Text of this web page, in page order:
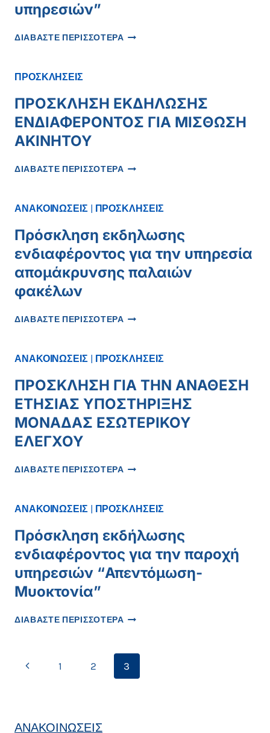
υπηρεσιών”
ΔΙΑΒΑΣΤΕ ΠΕΡΙΣΣΟΤΕΡΑ ΠΡΌΣΚΛΗΣΗ
“ΕΓΚΑΤΆΣΤΑΣΗ
ΥΠΟΔΟΜΉΣ
ΕΞΥΠΗΡΕΤΗΤΏΝ
ΠΡΟΣΚΛΗΣΕΙΣ
ΠΡΟΣΚΛΗΣΗ ΕΚΔΗΛΩΣΗΣ
ΕΝΔΙΑΦΕΡΟΝΤΟΣ ΓΙΑ ΜΙΣΘΩΣΗ
ΑΚΙΝΗΤΟΥ
ΔΙΑΒΑΣΤΕ ΠΕΡΙΣΣΟΤΕΡΑ ΠΡΟΣΚΛΗΣΗ
ΓΙΑ
ΑΚΙΝΗΤΟΥ
ΑΝΑΚΟΙΝΩΣΕΙΣ| ΠΡΟΣΚΛΗΣΕΙΣ
Πρόσκληση εκδηλωσης
ενδιαφέροντος για την υπηρεσία
απομάκρυνσης παλαιών
φακέλων
ΔΙΑΒΑΣΤΕ ΠΕΡΙΣΣΟΤΕΡΑ ΠΡΌΣΚΛΗΣΗ
ΓΙΑ
ΥΠΗΡΕΣΊΑ
ΑΠΟΜΆΚΡΥΝΣΗΣ
ΠΑΛΑΙΏΝ
ΦΑΚΈΛΩΝ
ΑΝΑΚΟΙΝΩΣΕΙΣ| ΠΡΟΣΚΛΗΣΕΙΣ
ΠΡΟΣΚΛΗΣΗ ΓΙΑ ΤΗΝ ΑΝΑΘΕΣΗ
ΕΤΗΣΙΑΣ ΥΠΟΣΤΗΡΙΞΗΣ
ΜΟΝΑΔΑΣ ΕΣΩΤΕΡΙΚΟΥ
ΕΛΕΓΧΟΥ
ΔΙΑΒΑΣΤΕ ΠΕΡΙΣΣΟΤΕΡΑ ΠΡΟΣΚΛΗΣΗ
ΑΝΑΘΕΣΗ
ΥΠΟΣΤΗΡΙΞΗΣ
ΜΟΝΑΔΑΣ
ΕΣΩΤΕΡΙΚΟΥ
ΕΛΕΓΧΟΥ
ΑΝΑΚΟΙΝΩΣΕΙΣ| ΠΡΟΣΚΛΗΣΕΙΣ
Πρόσκληση εκδήλωσης
ενδιαφέροντος για την παροχή
υπηρεσιών “Απεντόμωση-
Μυοκτονία”
ΔΙΑΒΑΣΤΕ ΠΕΡΙΣΣΟΤΕΡΑ ΠΡΌΣΚΛΗΣΗ
ΓΙΑ
ΤΗΝ
ΠΑΡΟΧΉ
Page
Previous1 2 3
ΑΝΑΚΟΙΝΩΣΕΙΣ